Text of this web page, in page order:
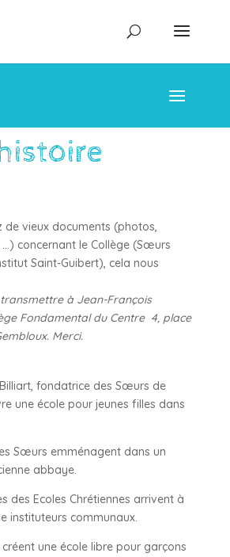
de vieux documents (photos,
…) concernant le Collège (Sœurs
Saint-Guibert), cela nous
à Jean-François
Fondamental du Centre 4, place
Merci.
fondatrice des Sœurs de
une école pour jeunes filles dans
Sœurs emménagent dans un
abbaye.
des Ecoles Chrétiennes arrivent à
instituteurs communaux.
une école libre pour garçons